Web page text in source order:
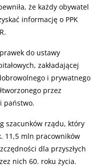
że każdy obywatel
informację o PPK
do ustawy
zakładającej
i prywatnego
przez
państwo.
szacunków rządu, który
11,5 mln pracowników
dla przyszłych
nich 60. roku życia.